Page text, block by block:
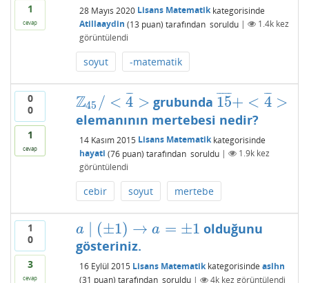
1
cevap
28 Mayıs 2020 Lisans Matematikkategorisinde
Atillaaydin (13 puan) tarafından soruldu | 1.4kkez
görüntülendi
soyut -matematik
0
0
1
cevap
Z45 / < 4
¯¯
¯ >
Z45 /< 4¯ > grubunda 15
¯ ¯
¯¯¯+ < 4
¯¯
¯ >
15¯+ <4¯ >
elemanının mertebesi nedir?
14 Kasım 2015 Lisans Matematikkategorisinde
hayati (76puan) tarafından soruldu | 1.9kkez
görüntülendi
cebir soyut mertebe
1
0
3
cevap
a ∣ (±1) → a = ±1
a∣ ±1)→a =±1
olduğunu
gösteriniz.
16 Eylül 2015 Lisans Matematikkategorisinde aslhn
(31 puan) tarafından soruldu | 4kkez görüntülendi